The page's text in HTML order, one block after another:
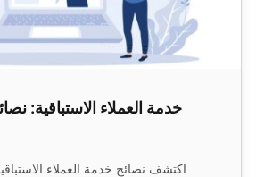
خدمة العملاء الاستباقية:
اكتشف نصائح خدمة العملاء